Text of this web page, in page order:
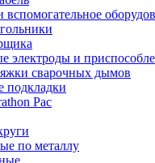
электроды и
сварочных дымов
подкладки
Pac
по металлу